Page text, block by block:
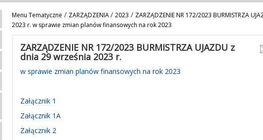
Menu Tematyczne / ZARZĄDZENIA/ 2023 / ZARZĄDZENIE NR 172/2023 BURMISTRZA
2023 r. w sprawie zmian planów finansowych na rok 2023
ZARZĄDZENIE NR 172/2023 BURMISTRZA UJAZDU z
dnia 29 września 2023 r.
w sprawie zmian planów finansowych na rok 2023
Załącznik 1
Załącznik 1A
Załącznik 2